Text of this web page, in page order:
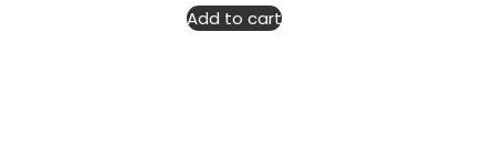
Add to cart